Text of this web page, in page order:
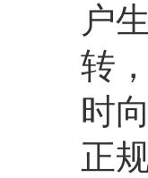
户
转
时
正